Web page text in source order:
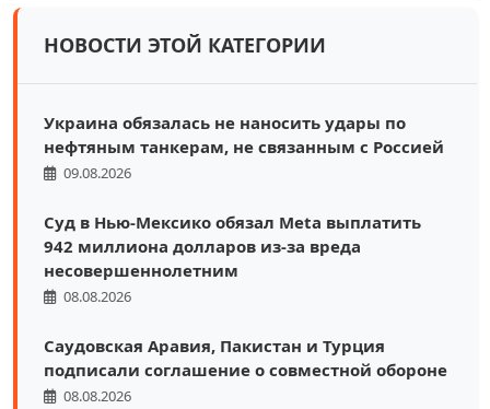
НОВОСТИ ЭТОЙ КАТЕГОРИИ
Украина обязалась не наносить удары по
нефтяным танкерам, не связанным с Россией
09.08.2026
Суд в Нью-Мексико обязал Meta выплатить
942 миллиона долларов из-за вреда
несовершеннолетним
08.08.2026
Саудовская Аравия, Пакистан и Турция
подписали соглашение о совместной обороне
08.08.2026